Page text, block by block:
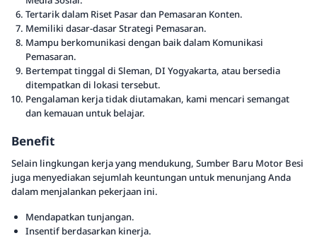
Tertarik dalam Riset Pasar dan Pemasaran Konten.
Memiliki dasar-dasar Strategi Pemasaran.
Mampu berkomunikasi dengan baik dalam Komunikasi
Pemasaran.
Bertempat tinggal di Sleman, DI Yogyakarta, atau bersedia
ditempatkan di lokasi tersebut.
Pengalaman kerja tidak diutamakan, kami mencari semangat
dan kemauan untuk belajar.
Benefit
Selain lingkungan kerja yang mendukung, Sumber Baru Motor Besi
juga menyediakan sejumlah keuntungan untuk menunjang Anda
dalam menjalankan pekerjaan ini.
Mendapatkan tunjangan.
Insentif berdasarkan kinerja.